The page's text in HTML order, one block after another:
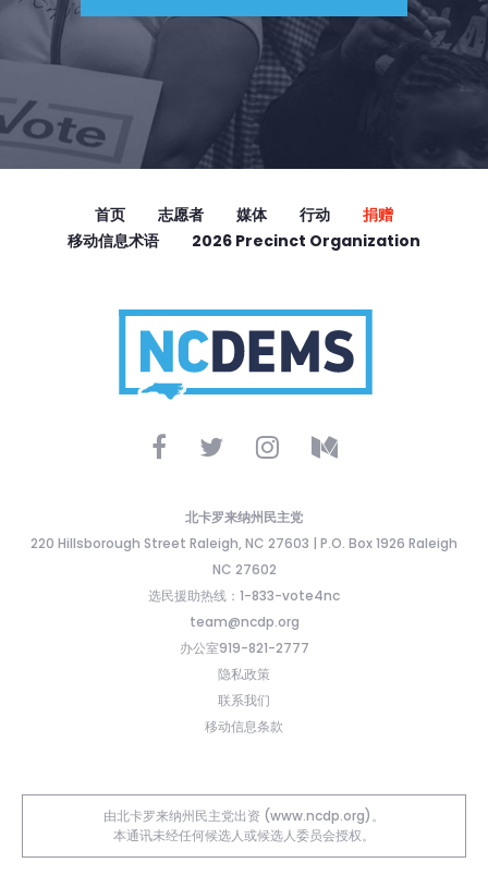
首页 志愿者 媒体 行动
捐赠
移动信息术语
2026 Precinct Organization
北卡罗来纳州民主党
220 Hillsborough Street Raleigh, NC 27603 | P.O. Box 1926 Raleigh
NC 27602
选民援助热线：1-833-vote4nc
team@ncdp.org
办公室919-821-2777
隐私政策
联系我们
移动信息条款
由北卡罗来纳州民主党出资 (www.ncdp.org)。
本通讯未经任何候选人或候选人委员会授权。